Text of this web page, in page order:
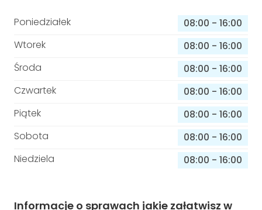
Poniedziałek 08:00 - 16:00
Wtorek
08:00 - 16:00
Środa
08:00 - 16:00
Czwartek
08:00 - 16:00
Piątek
08:00 - 16:00
Sobota
08:00 - 16:00
Niedziela
08:00 - 16:00
Informacje o sprawach jakie załatwisz w